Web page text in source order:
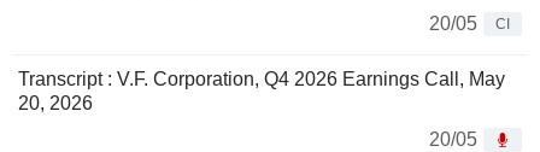
20/05
CI
Transcript : V.F. Corporation, Q4 2026 Earnings Call, May
20, 2026
20/05